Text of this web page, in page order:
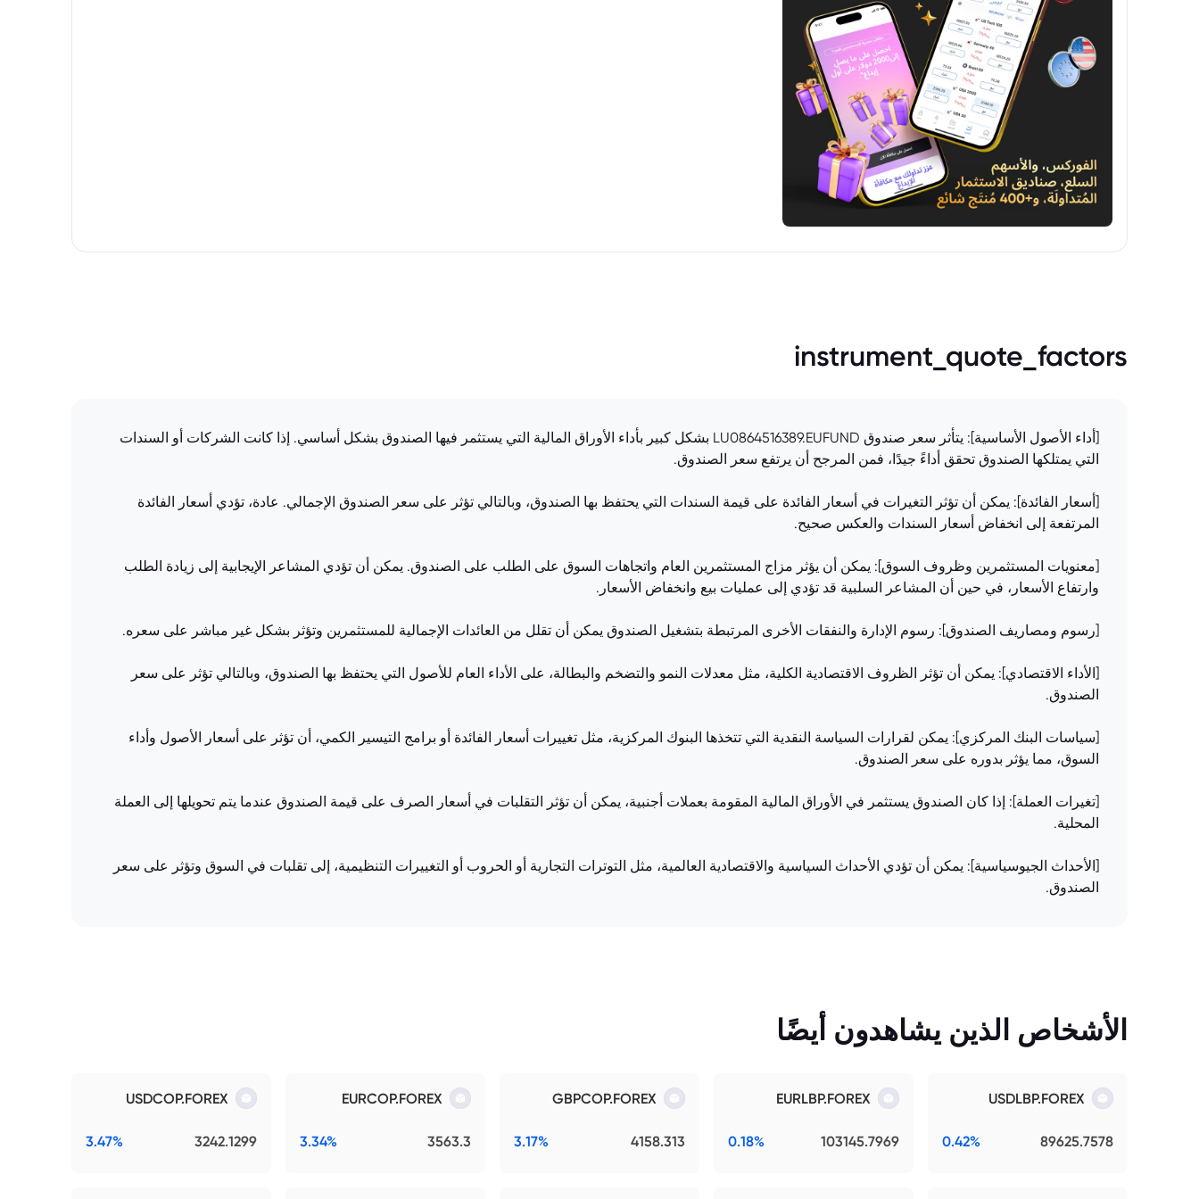
instrument_quote_factors
[أداء الأصول الأساسية]: يتأثر سعر صندوق LU0864516389.EUFUND بشكل كبير بأداء الأوراق المالية التي يستثمر فيها الصندوق بشكل أساسي. إذا كانت الشركات أو السندات
التي يمتلكها الصندوق تحقق أداءً جيدًا، فمن المرجح أن يرتفع سعر الصندوق.
[أسعار الفائدة]: يمكن أن تؤثر التغيرات في أسعار الفائدة على قيمة السندات التي يحتفظ بها الصندوق، وبالتالي تؤثر على سعر الصندوق الإجمالي. عادة، تؤدي أسعار الفائدة
المرتفعة إلى انخفاض أسعار السندات والعكس صحيح.
[معنويات المستثمرين وظروف السوق]: يمكن أن يؤثر مزاج المستثمرين العام واتجاهات السوق على الطلب على الصندوق. يمكن أن تؤدي المشاعر الإيجابية إلى زيادة الطلب
وارتفاع الأسعار، في حين أن المشاعر السلبية قد تؤدي إلى عمليات بيع وانخفاض الأسعار.
[رسوم ومصاريف الصندوق]: رسوم الإدارة والنفقات الأخرى المرتبطة بتشغيل الصندوق يمكن أن تقلل من العائدات الإجمالية للمستثمرين وتؤثر بشكل غير مباشر على سعره.
[الأداء الاقتصادي]: يمكن أن تؤثر الظروف الاقتصادية الكلية، مثل معدلات النمو والتضخم والبطالة، على الأداء العام للأصول التي يحتفظ بها الصندوق، وبالتالي تؤثر على سعر
الصندوق.
[سياسات البنك المركزي]: يمكن لقرارات السياسة النقدية التي تتخذها البنوك المركزية، مثل تغييرات أسعار الفائدة أو برامج التيسير الكمي، أن تؤثر على أسعار الأصول وأداء
السوق، مما يؤثر بدوره على سعر الصندوق.
[تغيرات العملة]: إذا كان الصندوق يستثمر في الأوراق المالية المقومة بعملات أجنبية، يمكن أن تؤثر التقلبات في أسعار الصرف على قيمة الصندوق عندما يتم تحويلها إلى العملة
المحلية.
[الأحداث الجيوسياسية]: يمكن أن تؤدي الأحداث السياسية والاقتصادية العالمية، مثل التوترات التجارية أو الحروب أو التغييرات التنظيمية، إلى تقلبات في السوق وتؤثر على سعر
الصندوق.
الأشخاص الذين يشاهدون أيضًا
USDLBP.FOREX
89625.7578
0.42%
EURLBP.FOREX
103145.7969
0.18%
GBPCOP.FOREX
4158.313
3.17%
EURCOP.FOREX
3563.3
3.34%
USDCOP.FOREX
3242.1299
3.47%